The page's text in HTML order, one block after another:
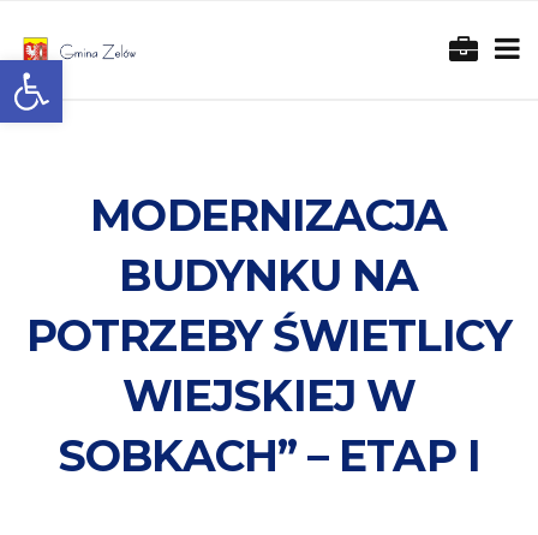
Otwórz pasek narzędzi
MODERNIZACJA
BUDYNKU NA
POTRZEBY ŚWIETLICY
WIEJSKIEJ W
SOBKACH” – ETAP I